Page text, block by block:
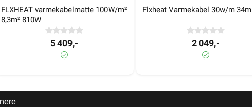
FLXHEAT varmekabelmatte 100W/m²
8,3m² 810W
5 409,-
20+ på lager
Flxheat Varmekabel 30w/m 34m
2 049,-
7± på lager